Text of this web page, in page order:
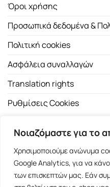
Νοιαζόμαστε για το
Χρησιμοποιούμε ανώνυμα
Google Analytics, για να
των επισκεπτών μας. Εάν
Όροι χρήσης
Προσωπικά δεδομένα &
Πολιτική cookies
Ασφάλεια συναλλαγών
Translation rights
Ρυθμίσεις Cookies
Copyright 2026 ©